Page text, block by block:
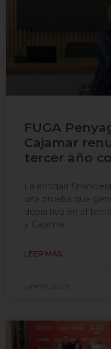
FUGA
Cajamar
tercer año
La entidad
una prueba que
deportivo en el
y Cajamar
LEER MÁS
junio 8, 2026